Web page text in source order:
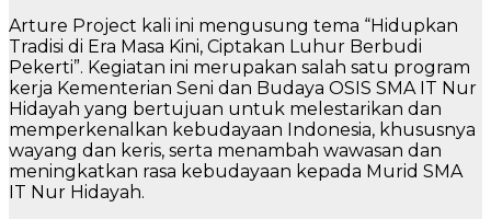
Arture Project kali ini mengusung tema “Hidupkan
Tradisi di Era Masa Kini, Ciptakan Luhur Berbudi
Pekerti”. Kegiatan ini merupakan salah satu program
kerja Kementerian Seni dan Budaya OSIS SMA IT Nur
Hidayah yang bertujuan untuk melestarikan dan
memperkenalkan kebudayaan Indonesia, khususnya
wayang dan keris, serta menambah wawasan dan
meningkatkan rasa kebudayaan kepada Murid SMA
IT Nur Hidayah.